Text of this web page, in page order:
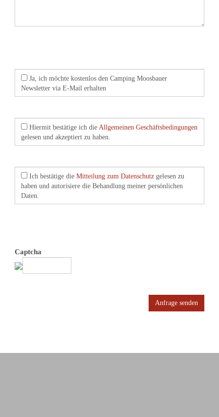
Ja, ich möchte kostenlos den Camping Moosbauer
Newsletter via E-Mail erhalten
Hiermit bestätige ich die Allgemeinen Geschäftsbedingungen
gelesen und akzeptiert zu haben.
Ich bestätige die Mitteilung zum Datenschutz gelesen zu
haben und autorisiere die Behandlung meiner persönlichen
Daten.
Captcha
Anfrage senden